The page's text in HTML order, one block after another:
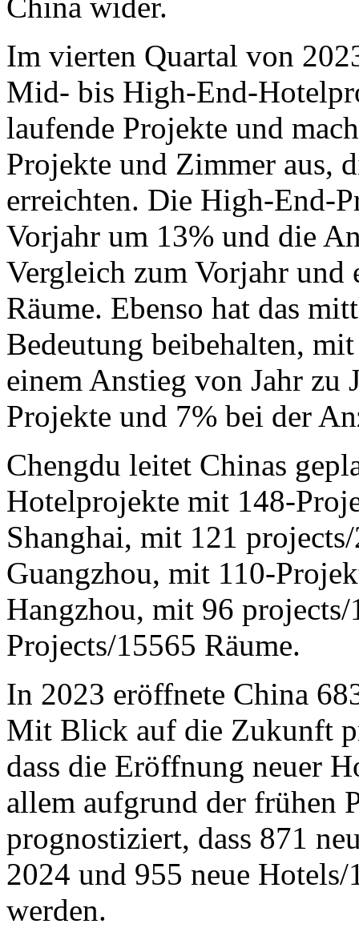
Im vierten Quartal von
Mid- bis High-End-
laufende Projekte und
Projekte und Zimmer aus,
erreichten. Die High-End-
Vorjahr um 13% und die
Vergleich zum Vorjahr und
Räume. Ebenso hat das
Bedeutung beibehalten,
einem Anstieg von Jahr zu
Projekte und 7% bei der
Chengdu leitet Chinas
Hotelprojekte mit 148-
Shanghai, mit 121
Guangzhou, mit 110-
Hangzhou, mit 96
Projects/15565 Räume.
In 2023 eröffnete China
Mit Blick auf die Zukunft
dass die Eröffnung neuer
allem aufgrund der frühen
prognostiziert, dass 871
2024 und 955 neue
werden.